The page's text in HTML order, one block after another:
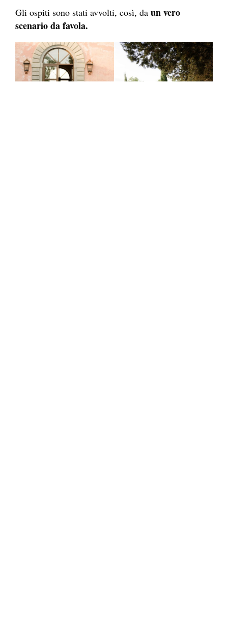
Gli ospiti sono stati avvolti, così, da un vero
scenario da favola.